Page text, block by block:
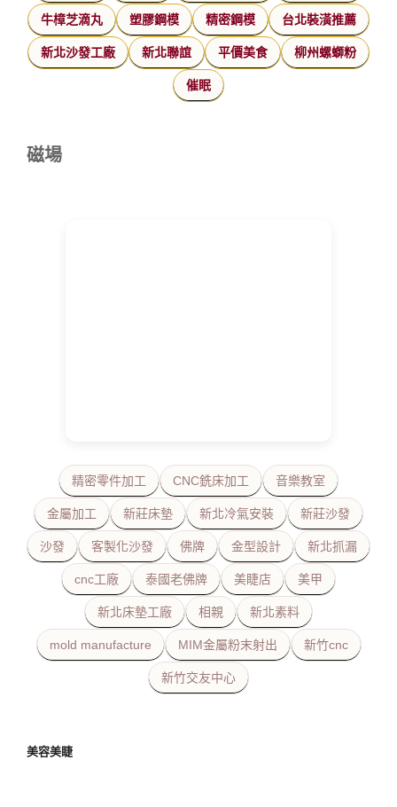
牛樟芝滴丸 塑膠鋼模 精密鋼模 台北裝潢推薦
新北沙發工廠 新北聯誼 平價美食 柳州螺螄粉
催眠
磁場
精密零件加工 CNC銑床加工 音樂教室
金屬加工 新莊床墊 新北冷氣安裝 新莊沙發
沙發 客製化沙發 佛牌 金型設計 新北抓漏
cnc工廠 泰國老佛牌 美睫店 美甲
新北床墊工廠 相親 新北素料
mold manufacture MIM金屬粉末射出 新竹cnc
新竹交友中心
美容美睫